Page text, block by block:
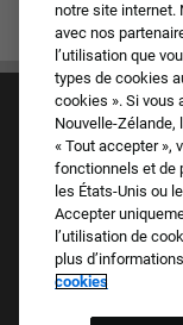
notre site internet.
avec nos
l’utilisation que
types de cookies
cookies ». Si vous
Nouvelle-Zélande,
« Tout accepter »,
fonctionnels et de
les États-Unis ou
Accepter
l’utilisation de
plus
cookies